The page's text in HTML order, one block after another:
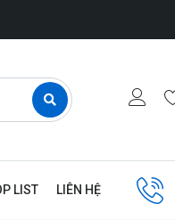
LIST LIÊN HỆ